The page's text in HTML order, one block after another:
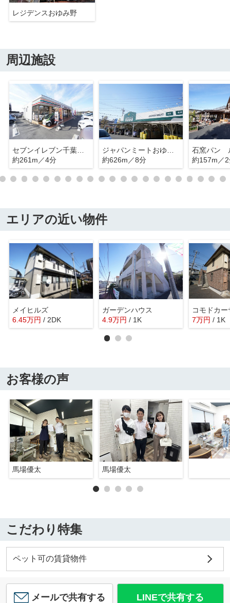
レジデンスおゆみ野
周辺施設
セブンイレブン千葉おゆみ野南２丁目店
約261m／4分
ジャパンミートおゆみ野店
約626m／8分
約157m／
エリアの近い物件
メイヒルズ
6.45万円 / 2DK
ガーデンハウス
4.9万円 / 1K
コモドカー
7万円 / 1K
お客様の声
馬場優太 馬場優太
こだわり特集
ペット可の賃貸物件
メールで共有する LINEで共有する